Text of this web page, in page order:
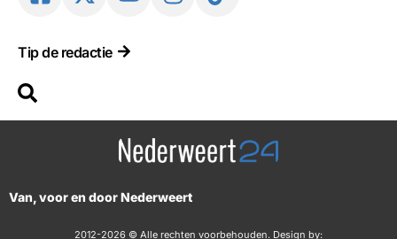
Tip de redactie
Van, voor en door Nederweert
2012-2026 © Alle rechten voorbehouden. Design by: